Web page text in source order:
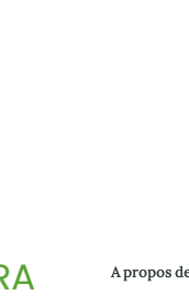
A propos